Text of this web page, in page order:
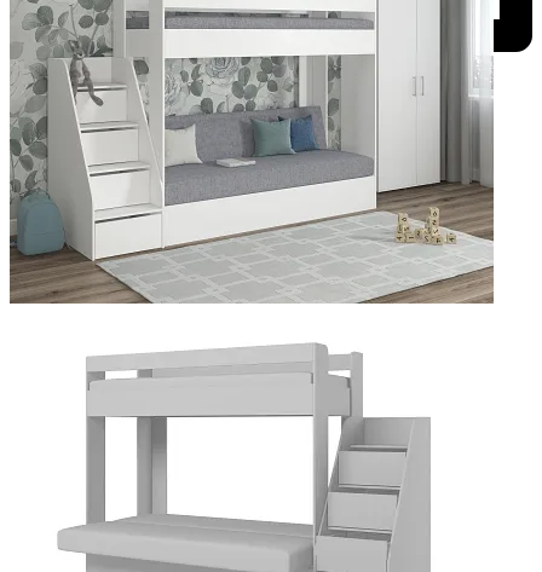
Добавить к сравнению